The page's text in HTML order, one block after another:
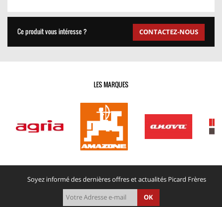
CONTACTEZ-NOUS
Ce produit vous intéresse ?
LES MARQUES
Soyez informé des dernières offres et actualités Picard Frères
OK